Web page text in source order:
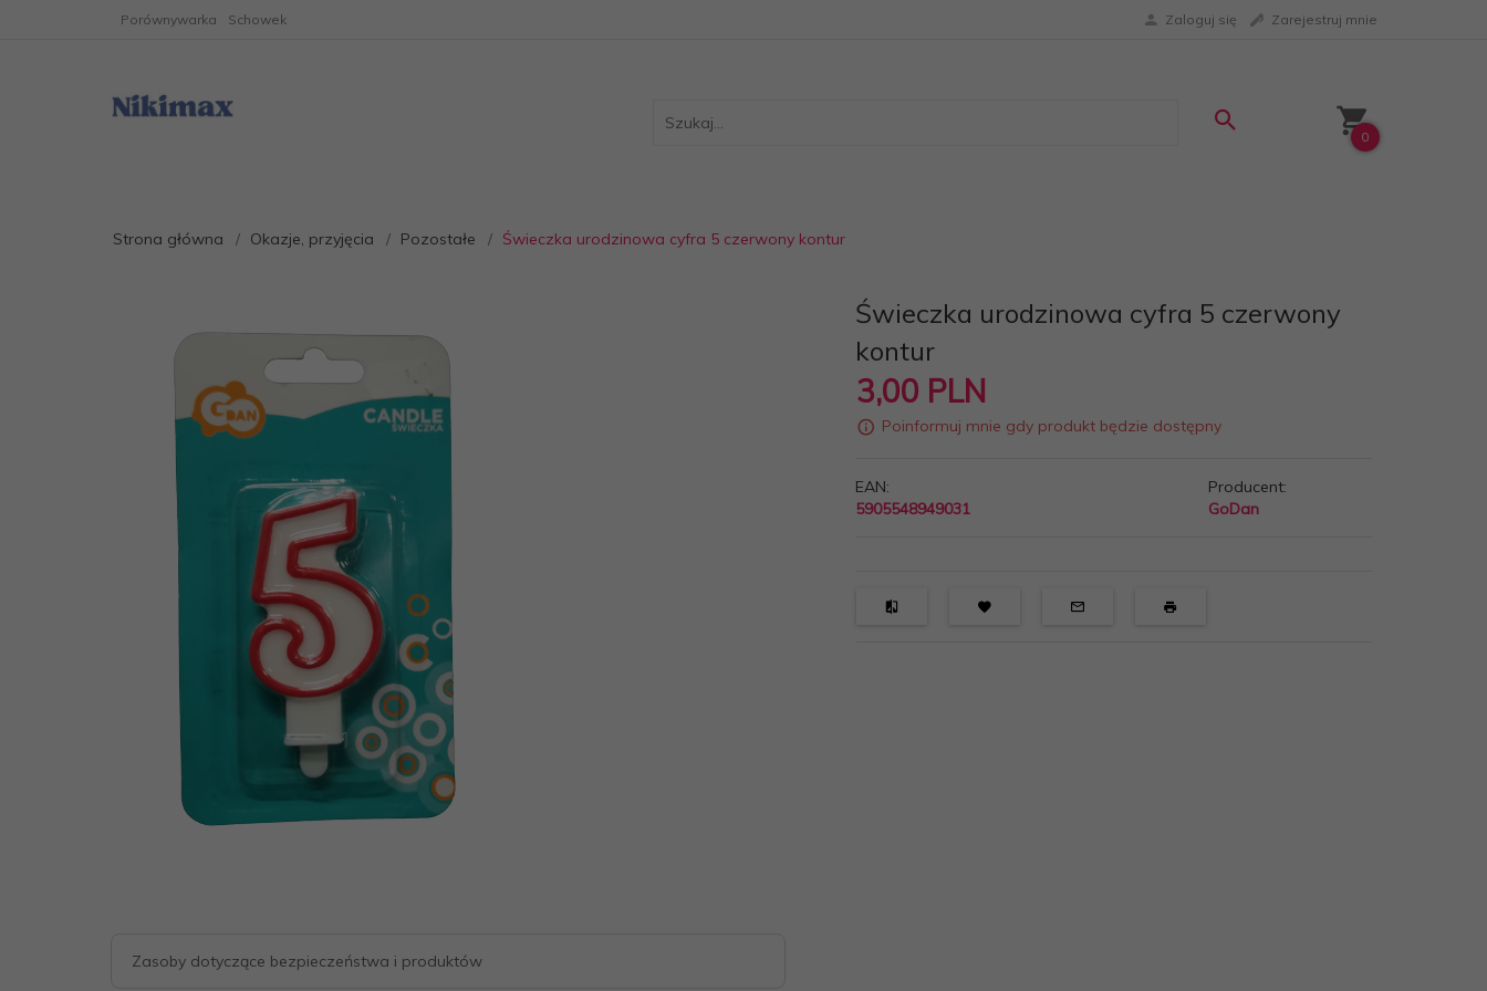
Porównywarka Schowek Zaloguj się Zarejestruj mnie
0
Strona główna Okazje, przyjęcia Pozostałe Świeczka urodzinowa cyfra 5 czerwony kontur
Zasoby dotyczące bezpieczeństwa i produktów
Świeczka urodzinowa cyfra 5 czerwony
kontur
3,00 PLN
Poinformuj mnie gdy produkt będzie dostępny
EAN:
5905548949031
Producent:
GoDan